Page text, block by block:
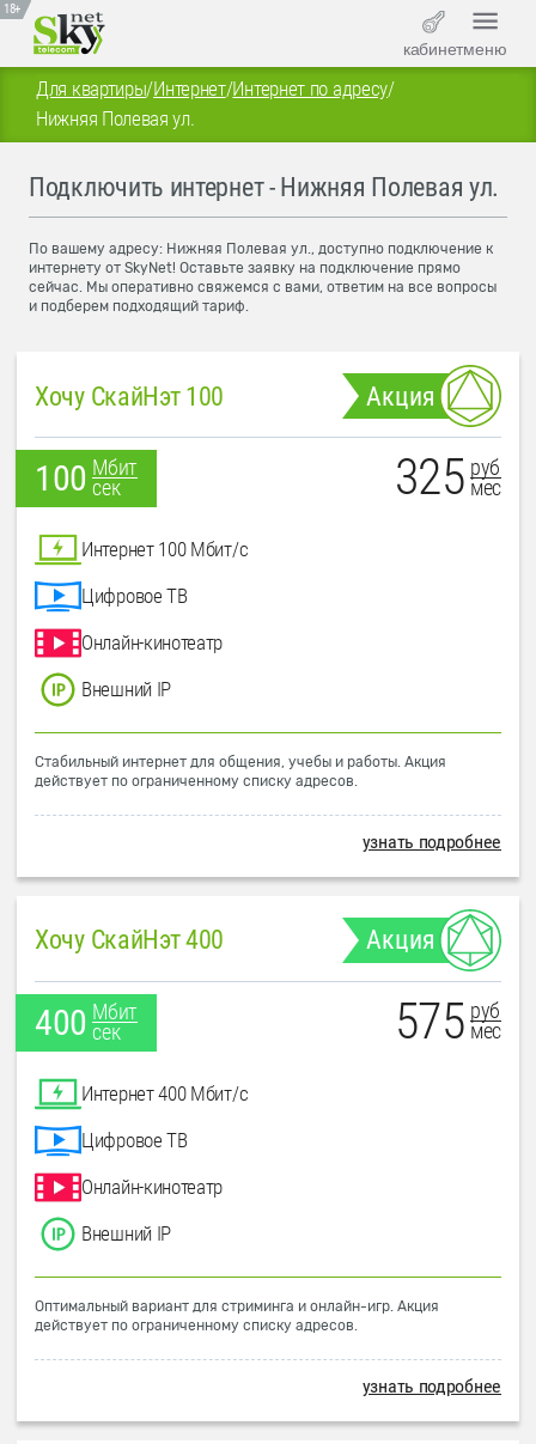
18+
кабинетменю
Для квартиры/Интернет/Интернет по адресу/
Нижняя Полевая ул.
Подключить интернет - Нижняя Полевая ул.
По вашему адресу: Нижняя Полевая ул., доступно подключение к
интернету от SkyNet! Оставьте заявку на подключение прямо
сейчас. Мы оперативно свяжемся с вами, ответим на все вопросы
и подберем подходящий тариф.
Хочу СкайНэт 100 Акция
100 Мбит
сек
325 руб
мес
Интернет 100 Мбит/с
Цифровое ТВ
Онлайн-кинотеатр
Внешний IP
Стабильный интернет для общения, учебы и работы. Акция
действует по ограниченному списку адресов.
узнать подробнее
Хочу СкайНэт 400 Акция
400 Мбит
сек
575 руб
мес
Интернет 400 Мбит/с
Цифровое ТВ
Онлайн-кинотеатр
Внешний IP
Оптимальный вариант для стриминга и онлайн-игр. Акция
действует по ограниченному списку адресов.
узнать подробнее